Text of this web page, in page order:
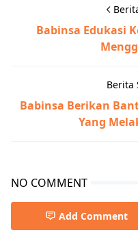
Babinsa Edukasi
Berita
Babinsa Berikan
Yang
NO COMMENT
Add Comment